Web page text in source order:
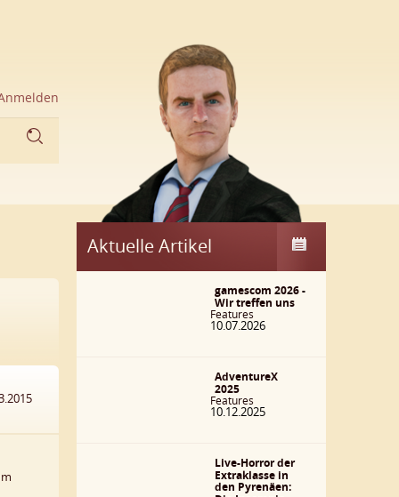
Aktuelle Artikel
gamescom 2026 -
Wir treffen uns
Features
10.07.2026
AdventureX
2025
Features
10.12.2025
Live-Horror der
Extraklasse in
den Pyrenäen: